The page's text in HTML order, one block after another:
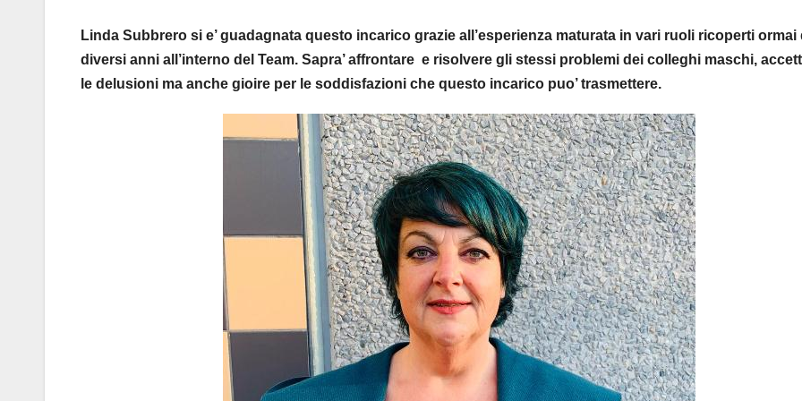
Linda Subbrero si e’ guadagnata questo incarico grazie all’esperienza maturata in vari ruoli ricoperti ormai
diversi anni all’interno del Team. Sapra’ affrontare e risolvere gli stessi problemi dei colleghi maschi,
le delusioni ma anche gioire per le soddisfazioni che questo incarico puo’ trasmettere.